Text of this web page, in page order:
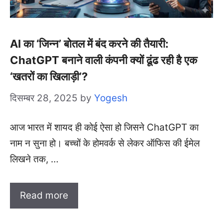
AI का ‘जिन्न’ बोतल में बंद करने की तैयारी:
ChatGPT बनाने वाली कंपनी क्यों ढूंढ रही है एक
‘खतरों का खिलाड़ी’?
दिसम्बर 28, 2025 by Yogesh
आज भारत में शायद ही कोई ऐसा हो जिसने ChatGPT का
नाम न सुना हो। बच्चों के होमवर्क से लेकर ऑफिस की ईमेल
लिखने तक, …
Read more